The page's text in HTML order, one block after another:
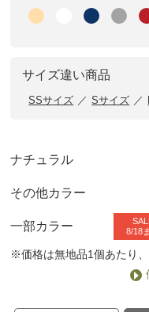
サイズ違い商品
SSサイズ Sサイズ
ナチュラル
その他カラー
一部カラー
8/18
※価格は無地品1個あたり